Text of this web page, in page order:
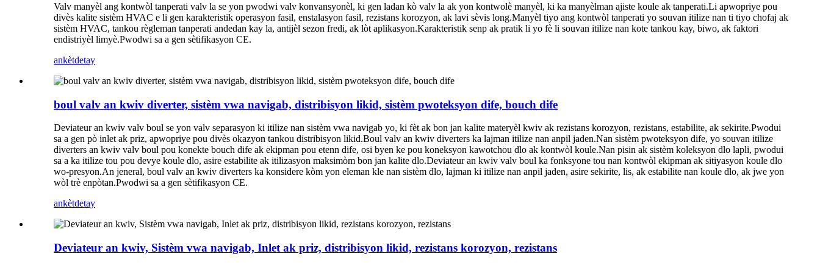
Valv manyèl ang kontwòl tanperati valv la se yon pwodwi valv konvansyonèl, ki gen ladan kò valv la ak yon kontwolè manyèl, ki ka manyèlman ajiste koule ak tanperati.Li apwopriye pou
divès kalite sistèm HVAC e li gen karakteristik operasyon fasil, enstalasyon fasil, rezistans korozyon, ak lavi sèvis long.Manyèl tiyo ang kontwòl tanperati yo souvan itilize nan ti tiyo chofaj ak
sistèm HVAC, tankou règleman tanperati andedan kay la, antijèl sezon fredi, ak lòt aplikasyon.Karakteristik senp ak pratik li yo fè li souvan itilize nan kote tankou kay, biwo, ak faktori
endistriyèl limyè.Pwodwi sa a gen sètifikasyon CE.
ankètdetay
boul valv an kwiv diverter, sistèm vwa navigab, distribisyon likid, sistèm pwoteksyon dife, bouch dife
Deviateur an kwiv valv boul se yon valv separasyon ki itilize nan sistèm vwa navigab yo, ki fèt ak bon jan kalite materyèl kwiv ak rezistans korozyon, rezistans, estabilite, ak sekirite.Pwodui
sa a gen pò inlet ak priz, apwopriye pou divès okazyon tankou distribisyon likid.Boul valv an kwiv diverters ka lajman itilize nan anpil jaden.Nan sistèm pwoteksyon dife, yo souvan itilize
diverters an kwiv valv boul pou konekte bouch dife ak ekipman pou etenn dife, osi byen ke pou koneksyon kawotchou dlo ak kontwòl koule.Nan pisin ak sistèm koleksyon dlo lapli, pwodui
sa a ka itilize tou pou devye koule dlo, asire estabilite ak itilizasyon maksimòm bon jan kalite dlo.Deviateur an kwiv valv boul ka fonksyone tou nan kontwòl ekipman ak sitiyasyon koule dlo
wo-presyon.An jeneral, boul valv an kwiv diverters ka konsidere kòm yon eleman kle nan sistèm dlo, lajman ki itilize nan anpil jaden, asire sekirite, lis, ak estabilite nan koule dlo, ak jwe yon
wòl trè enpòtan.Pwodwi sa a gen sètifikasyon CE.
ankètdetay
Deviateur an kwiv, Sistèm vwa navigab, Inlet ak priz, distribisyon likid, rezistans korozyon, rezistans